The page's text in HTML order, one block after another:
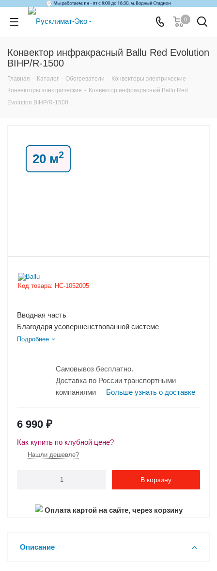
0
Конвектор инфракрасный Ballu Red Evolution
BIHP/R-1500
Главная - Каталог - Обогреватели - Конвекторы электрические -
Конвекторы электрические - Конвектор инфракрасный Ballu Red
Evolution BIHP/R-1500
20 м2
Код товара: НС-1052005
Вводная часть
Благодаря усовершенствованной системе
комбинированного обогрева, совмещающей
Подробнее
Самовывоз бесплатно.
Доставка по России транспортными
компаниями
Больше узнать о доставке
6 990 ₽
Как купить по клубной цене?
Нашли дешевле?
В корзину
Оплата картой на сайте, через корзину
Описание